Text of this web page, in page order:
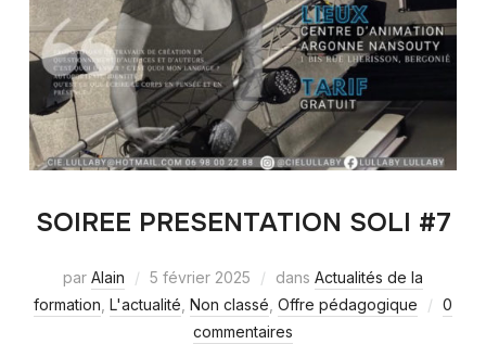
SOIREE PRESENTATION SOLI #7
par Alain 5 février 2025 dans Actualités de la
formation L'actualité Non classé Offre pédagogique
0
commentaires